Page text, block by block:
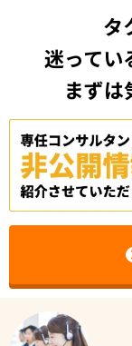
タ
迷ってい
まずは